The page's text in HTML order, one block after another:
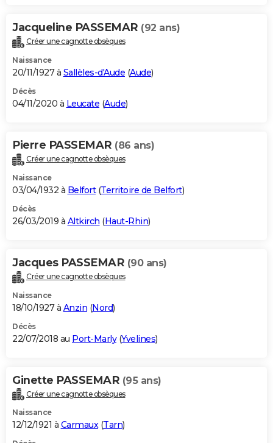
Jacqueline PASSEMAR (92 ans)
Créer une cagnotte obsèques
Naissance
20/11/1927 à Sallèles-d'Aude (Aude)
Décès
04/11/2020 à Leucate (Aude)
Pierre PASSEMAR (86 ans)
Créer une cagnotte obsèques
Naissance
03/04/1932 à Belfort(Territoire de Belfort)
Décès
26/03/2019 à Altkirch (Haut-Rhin)
Jacques PASSEMAR (90 ans)
Créer une cagnotte obsèques
Naissance
18/10/1927 à Anzin (Nord)
Décès
22/07/2018 au Port-Marly(Yvelines)
Ginette PASSEMAR (95 ans)
Créer une cagnotte obsèques
Naissance
12/12/1921 à Carmaux(Tarn)